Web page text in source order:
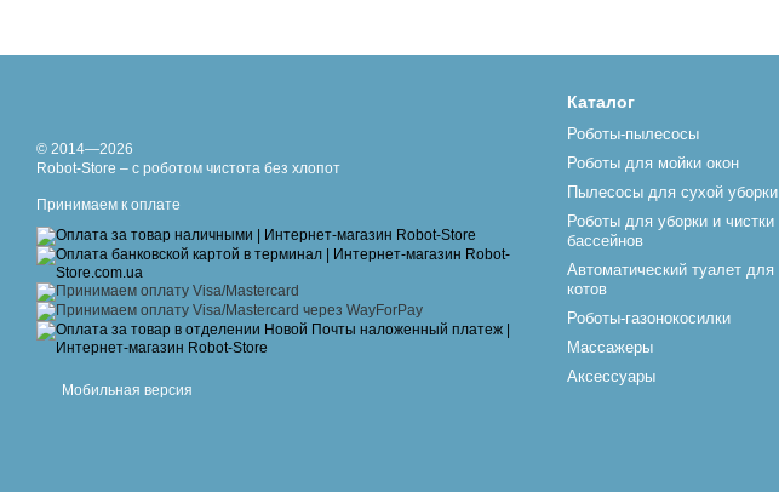
© 2014—2026
Robot-Store – с роботом чистота без хлопот
Принимаем к оплате
Мобильная версия
Каталог
Роботы-пылесосы
Роботы для мойки окон
Пылесосы для сухой уборки
Роботы для уборки и чистки
бассейнов
Автоматический туалет для
котов
Роботы-газонокосилки
Массажеры
Аксессуары